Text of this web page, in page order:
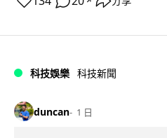
科技娛樂 科技新聞
duncan 1 日